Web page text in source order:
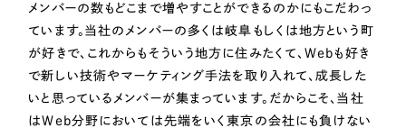
日報ツールで案件ごとの営業利益をリアルタイムに可視化
Works
メンバーの数もどこまで増やすことができるのかにもこだわっ
ています。当社のメンバーの多くは岐阜もしくは地方という町
が好きで、これからもそういう地方に住みたくて、Webも好き
で新しい技術やマーケティング手法を取り入れて、成長した
いと思っているメンバーが集まっています。だからこそ、当社
はWeb分野においては先端をいく東京の会社にも負けない